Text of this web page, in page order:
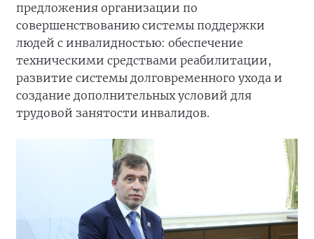
предложения организации по
совершенствованию системы поддержки
людей с инвалидностью: обеспечение
техническими средствами реабилитации,
развитие системы долговременного ухода и
создание дополнительных условий для
трудовой занятости инвалидов.